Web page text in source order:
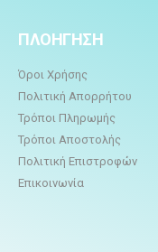
ΠΛΟΗΓΗΣΗ
Όροι Χρήσης
Πολιτική Απορρήτου
Τρόποι Πληρωμής
Τρόποι Αποστολής
Πολιτική Επιστροφών
Επικοινωνία